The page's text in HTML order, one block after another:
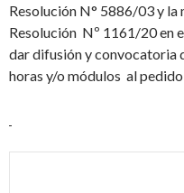
Resolución N° 5886/03 y
Resolución Nº 1161/20 en
dar difusión y convocatoria
horas y/o módulos al